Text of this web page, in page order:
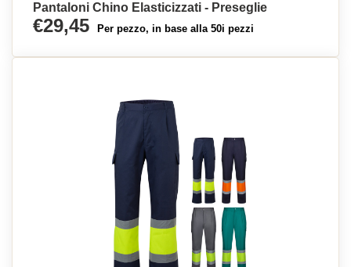
Pantaloni Chino Elasticizzati - Preseglie
€29,45 Per pezzo, in base alla 50i pezzi